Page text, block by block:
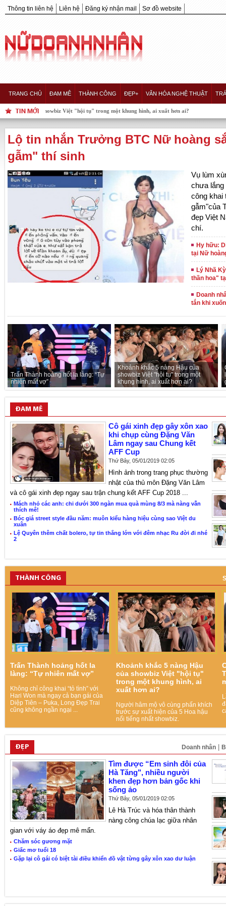
Thông tin liên hệ Liên hệ Đăng ký nhận mail Sơ đồ website
TRANG CHỦ ĐAM MÊ THÀNH CÔNG ĐẸP+ VĂN HÓA NGHỆ THUẬT
Việt "hội tụ" trong một khung hình, ai xuất hơn ai?
Lộ tin nhắn Trưởng BTC Nữ hoàng
gẫm" thí sinh
Vụ lùm
chưa lắng
công khai
gẫm"của
đẹp Việt
chí.
Hy hữu:
tại Nữ
Lý Nhã
thần hoa"
Doanh
tắn khi
Trấn Thành hoảng hốt la làng: “Tự
nhiên mất vợ”
Khoảnh khắc 5 nàng Hậu của
showbiz Việt "hội tụ" trong một
khung hình, ai xuất hơn ai?
ĐAM MÊ
Cô gái xinh đẹp gây xôn xao
khi chụp cùng Đặng Văn
Lâm ngay sau Chung kết
AFF Cup
Thứ Bảy, 05/01/2019 02:05
Hình ảnh trong trang phục thường
nhật của thủ môn Đặng Văn Lâm
và cô gái xinh đẹp ngay sau trận chung kết AFF Cup 2018 ...
Mách nhỏ các anh: chi dưới 300 ngàn mua quà mùng 8/3 mà nàng vẫn
thích mê!
Bóc giá street style đầu năm: muôn kiểu hàng hiệu cùng sao Việt du
xuân
Lệ Quyên thêm chất bolero, tự tin thắng lớn với đêm nhạc Ru đời đi nhé
2
THÀNH CÔNG
Trấn Thành hoảng hốt la
làng: “Tự nhiên mất vợ”
Không chỉ công khai “tỏ tình” với
Hari Won mà ngay cả bạn gái của
Diệp Tiên – Puka, Long Đẹp Trai
cũng không ngần ngại ...
Khoảnh khắc 5 nàng Hậu
của showbiz Việt "hội tụ"
trong một khung hình, ai
xuất hơn ai?
Người hâm mộ vô cùng phấn khích
trước sự xuất hiện của 5 Hoa hậu
nổi tiếng nhất showbiz.
ĐẸP Doanh nhân
Tìm được “Em sinh đôi của
Hà Tăng", nhiều người
khen đẹp hơn bản gốc khi
sống ảo
Thứ Bảy, 05/01/2019 02:05
Lê Hà Trúc và hóa thân thành
nàng công chúa lạc giữa nhân
gian với váy áo đẹp mê mẩn.
Chăm sóc gương mặt
Giấc mơ tuổi 18
Gặp lại cô gái có biệt tài điều khiển đồ vật từng gây xôn xao dư luận